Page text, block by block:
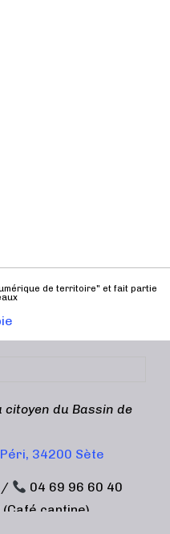
de territoire" et fait partie
citoyen du Bassin de
34200 Sète
/
04 69 96 60 40
cantine)